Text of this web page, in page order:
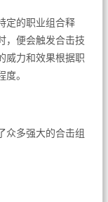
定的职业组合释
，便会触发合击技
威力和效果根据职
。
众多强大的合击组